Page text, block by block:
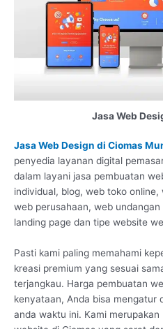
Jasa Web
Jasa Web Design di Ciomas
penyedia layanan digital
dalam layani jasa pembuatan
individual, blog, web toko
web perusahaan, web
landing page dan tipe website
Pasti kami paling memahami
kreasi premium yang sesuai
terjangkau. Harga pembuatan
kenyataan, Anda bisa mengatur
anda waktu ini. Kami